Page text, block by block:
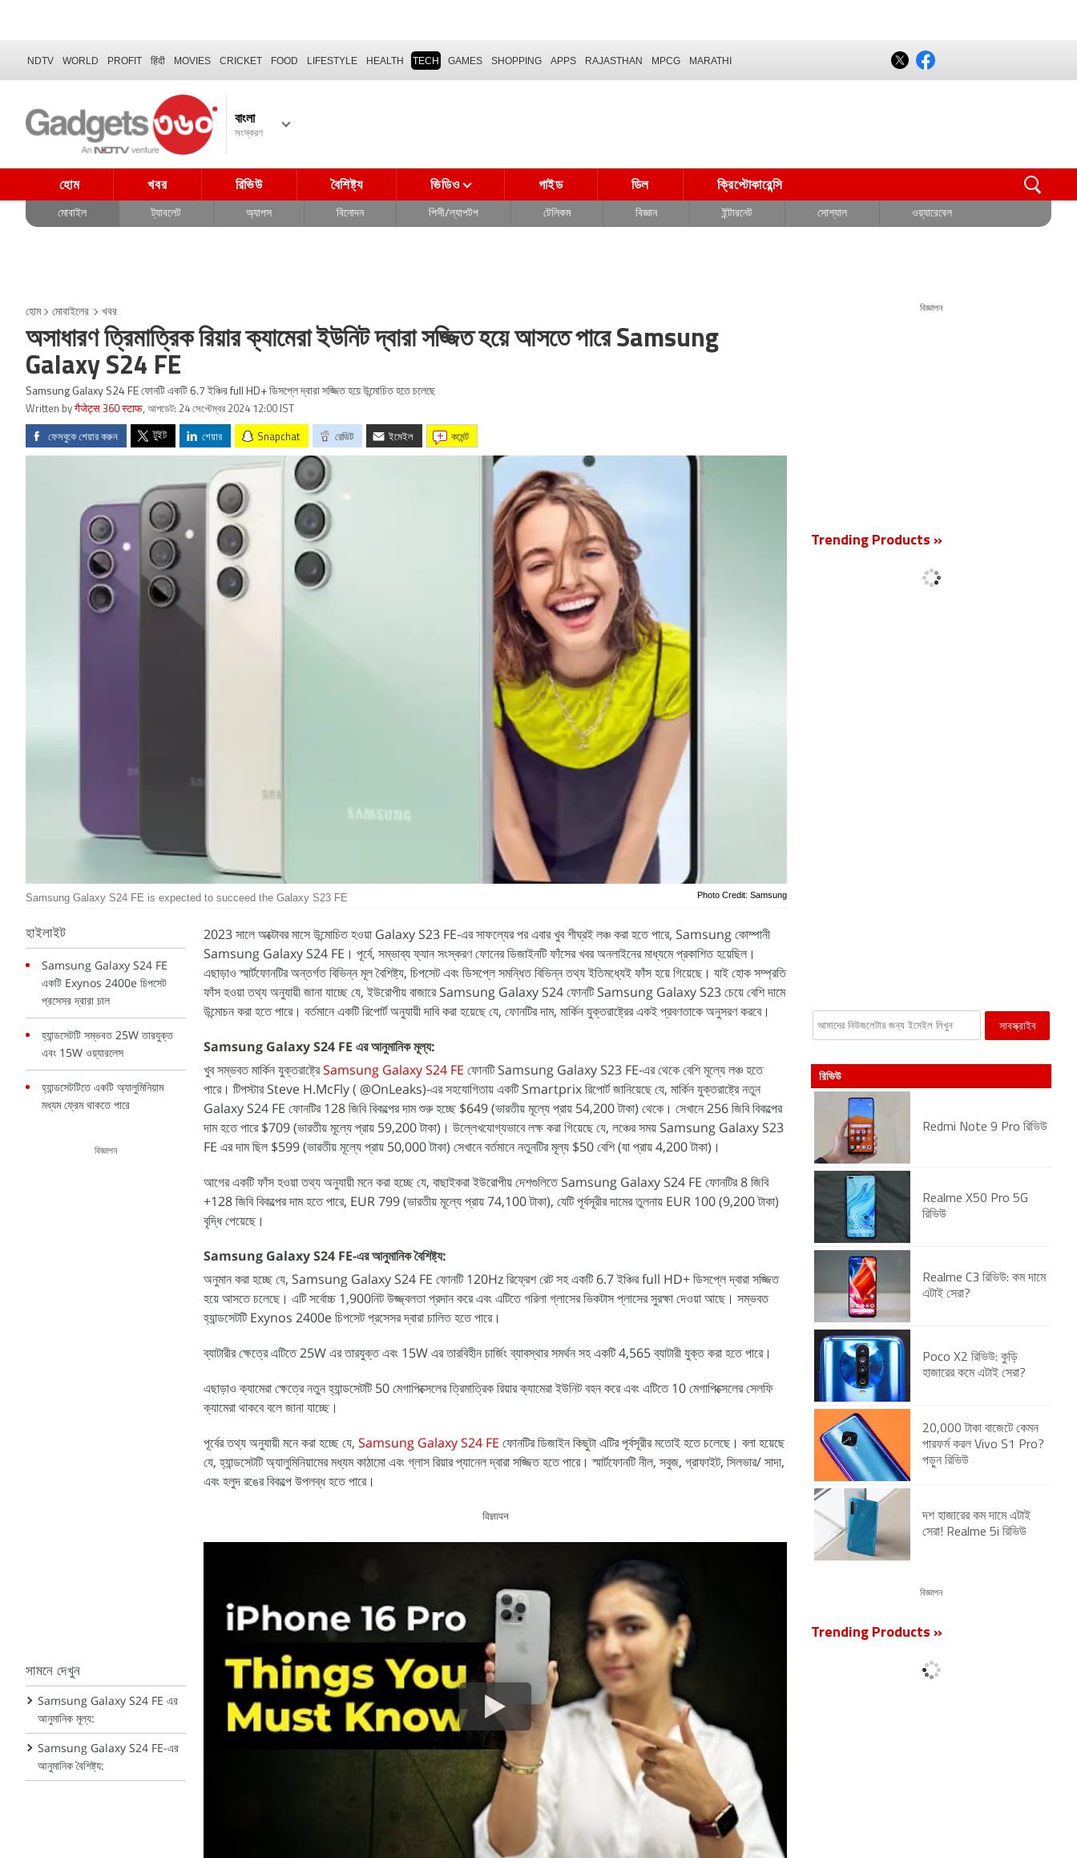
NDTV WORLD PROFIT हिंदी MOVIES CRICKET FOOD LIFESTYLE HEALTH TECH GAMES SHOPPING APPS RAJASTHAN MPCG MARATHI
বাংলা
সংস্করণ
হোম খবর রিভিউ বৈশিষ্ট্য ভিডিও গাইড ডিল ক্রিপ্টোকারেন্সি
মোবাইল ট্যাবলেট অ্যাপস বিনোদন পিসী/ল্যাপটপ টেলিকম বিজ্ঞান ইন্টারনেট সোশ্যাল ওয়্যারেবেল
হোম মোবাইলের খবর
অসাধারণ ত্রিমাত্রিক রিয়ার ক্যামেরা ইউনিট দ্বারা সজ্জিত হয়ে আসতে পারে Samsung
Galaxy S24 FE
Samsung Galaxy S24 FE ফোনটি একটি 6.7 ইঞ্চির full HD+ ডিসপ্লে দ্বারা সজ্জিত হয়ে উন্মোচিত হতে চলেছে
Written byगैजेट्स 360 स्टाफ, আপডেট: 24 সেপ্টেম্বর 2024 12:00 IST
ফেসবুকে শেয়ার করুন টুইট শেয়ার Snapchat রেডিট ইমেইল কমেন্ট
Photo Credit: Samsung
Samsung Galaxy S24 FE is expected to succeed the Galaxy S23 FE
হাইলাইট
Samsung Galaxy S24 FE
একটি Exynos 2400e চিপসেট
প্রসেসর দ্বারা চাল
হ্যান্ডসেটটি সম্ভবত 25W তারযুক্ত
এবং 15W ওয়্যারলেস
হ্যান্ডসেটটিতে একটি অ্যালুমিনিয়াম
মধ্যম ফ্রেম থাকতে পারে
বিজ্ঞাপন
সামনে দেখুন
Samsung Galaxy S24 FE এর
আনুমানিক মূল্য:
Samsung Galaxy S24 FE-এর
আনুমানিক বৈশিষ্ট্য:
2023 সালে অক্টোবর মাসে উন্মোচিত হওয়া Galaxy S23 FE-এর সাফল্যের পর এবার খুব শীঘ্রই লঞ্চ করা হতে পারে, Samsung কোম্পানী
Samsung Galaxy S24 FE। পূর্বে, সম্ভাব্য ফ্যান সংস্করণ ফোনের ডিজাইনটি ফাঁসের খবর অনলাইনের মাধ্যমে প্রকাশিত হয়েছিল।
এছাড়াও স্মার্টফোনটির অন্তর্গত বিভিন্ন মূল বৈশিষ্ট্য, চিপসেট এবং ডিসপ্লে সমন্ধিত বিভিন্ন তথ্য ইতিমধ্যেই ফাঁস হয়ে গিয়েছে। যাই হোক সম্প্রতি
ফাঁস হওয়া তথ্য অনুযায়ী জানা যাচ্ছে যে, ইউরোপীয় বাজারে Samsung Galaxy S24 ফোনটি Samsung Galaxy S23 চেয়ে বেশি দামে
উন্মোচন করা হতে পারে। বর্তমানে একটি রিপোর্ট অনুযায়ী দাবি করা হয়েছে যে, ফোনটির দাম, মার্কিন যুক্তরাষ্ট্রের একই প্রবণতাকে অনুসরণ করবে।
Samsung Galaxy S24 FE এর আনুমানিক মূল্য:
খুব সম্ভবত মার্কিন যুক্তরাষ্ট্রেSamsung Galaxy S24 FE ফোনটি Samsung Galaxy S23 FE-এর থেকে বেশি মূল্যে লঞ্চ হতে
পারে। টিপস্টার Steve H.McFly ( @OnLeaks)-এর সহযোগিতায় একটি Smartprix রিপোর্ট জানিয়েছে যে, মার্কিন যুক্তরাষ্ট্রে নতুন
Galaxy S24 FE ফোনটির 128 জিবি বিকল্পের দাম শুরু হচ্ছে $649 (ভারতীয় মূল্যে প্রায় 54,200 টাকা) থেকে। সেখানে 256 জিবি বিকল্পের
দাম হতে পারে $709 (ভারতীয় মূল্যে প্রায় 59,200 টাকা)। উল্লেখযোগ্যভাবে লক্ষ করা গিয়েছে যে, লঞ্চের সময় Samsung Galaxy S23
FE এর দাম ছিল $599 (ভারতীয় মূল্যে প্রায় 50,000 টাকা) সেখানে বর্তমানে নতুনটির মূল্য $50 বেশি (যা প্রায় 4,200 টাকা)।
আগের একটি ফাঁস হওয়া তথ্য অনুযায়ী মনে করা হচ্ছে যে, বাছাইকরা ইউরোপীয় দেশগুলিতে Samsung Galaxy S24 FE ফোনটির 8 জিবি
+128 জিবি বিকল্পের দাম হতে পারে, EUR 799 (ভারতীয় মূল্যে প্রায় 74,100 টাকা), যেটি পূর্বসূরীর দামের তুলনায় EUR 100 (9,200 টাকা)
বৃদ্ধি পেয়েছে।
Samsung Galaxy S24 FE-এর আনুমানিক বৈশিষ্ট্য:
অনুমান করা হচ্ছে যে, Samsung Galaxy S24 FE ফোনটি 120Hz রিফ্রেশ রেট সহ একটি 6.7 ইঞ্চির full HD+ ডিসপ্লে দ্বারা সজ্জিত
হয়ে আসতে চলেছে। এটি সর্বোচ্চ 1,900নিট উজ্জ্বলতা প্রদান করে এবং এটিতে গরিলা গ্লাসের ভিকটাস প্লাসের সুরক্ষা দেওয়া আছে। সম্ভবত
হ্যান্ডসেটটি Exynos 2400e চিপসেট প্রসেসর দ্বারা চালিত হতে পারে।
ব্যাটারীর ক্ষেত্রে এটিতে 25W এর তারযুক্ত এবং 15W এর তারবিহীন চার্জিং ব্যাবস্থার সমর্থন সহ একটি 4,565 ব্যাটারী যুক্ত করা হতে পারে।
এছাড়াও ক্যামেরা ক্ষেত্রে নতুন হ্যান্ডসেটটি 50 মেগাপিক্সেলের ত্রিমাত্রিক রিয়ার ক্যামেরা ইউনিট বহন করে এবং এটিতে 10 মেগাপিক্সেলের সেলফি
ক্যামেরা থাকবে বলে জানা যাচ্ছে।
পূর্বের তথ্য অনুযায়ী মনে করা হচ্ছে যে, Samsung Galaxy S24 FE ফোনটির ডিজাইন কিছুটা এটির পূর্বসূরীর মতোই হতে চলেছে। বলা হয়েছে
যে, হ্যান্ডসেটটি অ্যালুমিনিয়ামের মধ্যম কাঠামো এবং গ্লাস রিয়ার প্যানেল দ্বারা সজ্জিত হতে পারে। স্মার্টফোনটি নীল, সবুজ, গ্রাফাইট, সিলভার/ সাদা,
এবং হলুদ রঙের বিকল্পে উপলব্ধ হতে পারে।
विज्ञापन
বিজ্ঞাপন
Trending Products »
রিভিউ
Redmi Note 9 Pro রিভিউ
Realme X50 Pro 5G
রিভিউ
Realme C3 রিভিউ: কম দামে
এটাই সেরা?
Poco X2 রিভিউ: কুড়ি
হাজারের কমে এটাই সেরা?
20,000 টাকা বাজেটে কেমন
পারফর্ম করল Vivo S1 Pro?
পড়ুন রিভিউ
দশ হাজারের কম দামে এটাই
সেরা! Realme 5i রিভিউ
বিজ্ঞাপন
Trending Products »